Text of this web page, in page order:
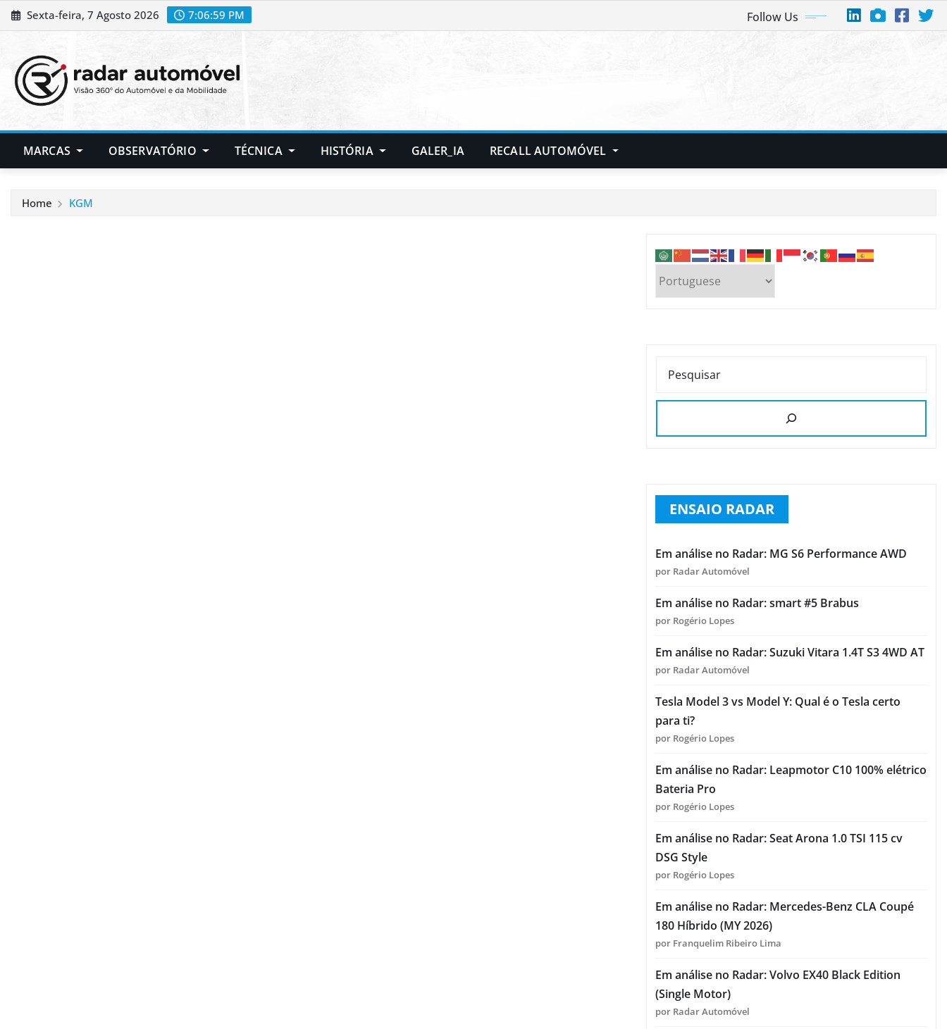
Skip
to
Sexta-feira, 7 Agosto 2026 7:07:00 PM Follow Us
MARCAS OBSERVATÓRIO TÉCNICA HISTÓRIA GALER_IA RECALL AUTOMÓVEL
Home KGM
PESQUISAR
ENSAIO RADAR
Em análise no Radar: MG S6 Performance AWD
por Radar Automóvel
Em análise no Radar: smart #5 Brabus
por Rogério Lopes
Em análise no Radar: Suzuki Vitara 1.4T S3 4WD AT
por Radar Automóvel
Tesla Model 3 vs Model Y: Qual é o Tesla certo
para ti?
por Rogério Lopes
Em análise no Radar: Leapmotor C10 100% elétrico
Bateria Pro
por Rogério Lopes
Em análise no Radar: Seat Arona 1.0 TSI 115 cv
DSG Style
por Rogério Lopes
Em análise no Radar: Mercedes-Benz CLA Coupé
180 Híbrido (MY 2026)
por Franquelim Ribeiro Lima
Em análise no Radar: Volvo EX40 Black Edition
(Single Motor)
por Radar Automóvel